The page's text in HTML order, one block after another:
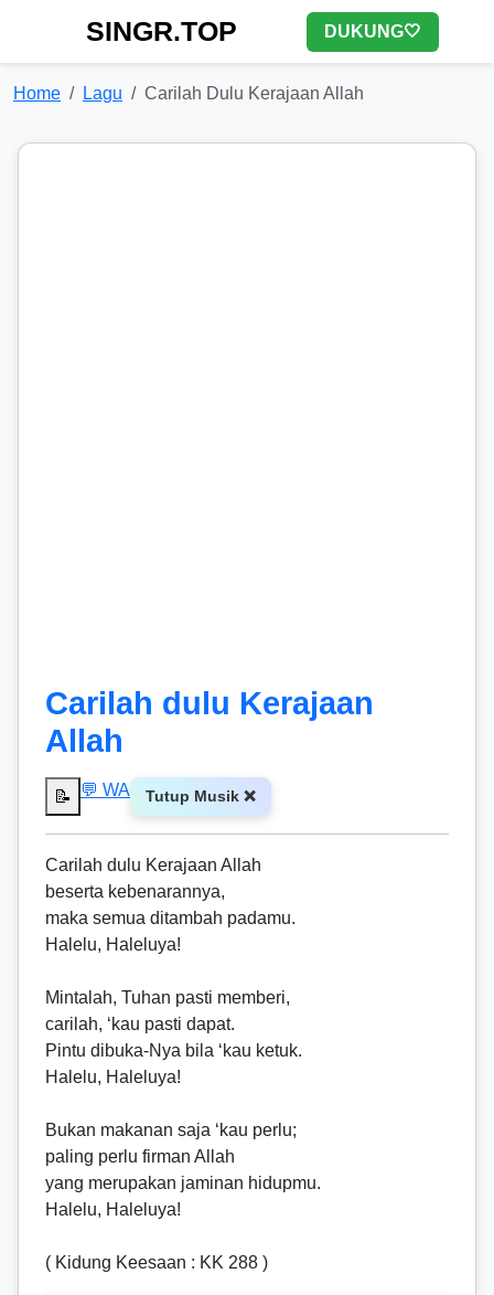
SINGR.TOP DUKUNG🤍
Home Lagu Carilah Dulu Kerajaan Allah
Carilah dulu Kerajaan
Allah
📝 💬 WA Tutup Musik ❌
Carilah dulu Kerajaan Allah
beserta kebenarannya,
maka semua ditambah padamu.
Halelu, Haleluya!
Mintalah, Tuhan pasti memberi,
carilah, ‘kau pasti dapat.
Pintu dibuka-Nya bila ‘kau ketuk.
Halelu, Haleluya!
Bukan makanan saja ‘kau perlu;
paling perlu firman Allah
yang merupakan jaminan hidupmu.
Halelu, Haleluya!
( Kidung Keesaan : KK 288 )